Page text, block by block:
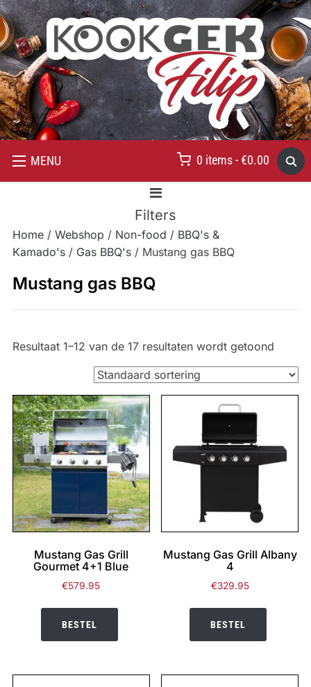
MENU 0 items - €0.00
Filters
Home/ Webshop / Non-food / BBQ's &
Kamado's/ Gas BBQ's/ Mustang gas BBQ
Mustang gas BBQ
Resultaat 1–12 van de 17 resultaten wordt getoond
Mustang Gas Grill
Gourmet 4+1 Blue
€579.95
BESTEL
Mustang Gas Grill Albany
4
€329.95
BESTEL